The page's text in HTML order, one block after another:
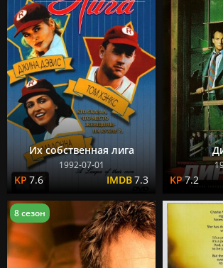
Их собственная лига
1992-07-01
7.6 7.3 7.2
8 сезон